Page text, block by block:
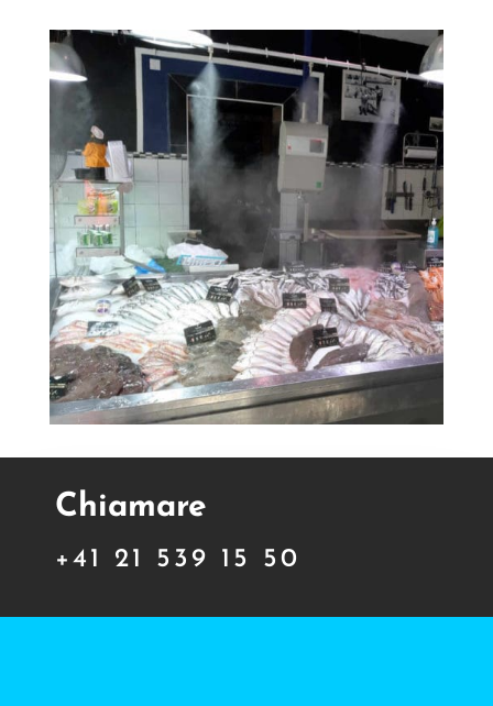
Chiamare
+41 21 539 15 50